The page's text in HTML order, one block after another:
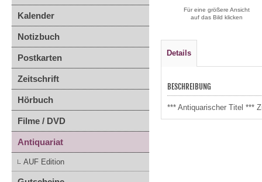
Kalender
Notizbuch
Postkarten
Zeitschrift
Hörbuch
Filme / DVD
Antiquariat
AUF Edition
Für eine größere Ansicht
auf das Bild klicken
Details
BESCHREIBUNG
*** Antiquarischer Titel ***